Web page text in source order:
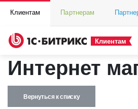
Клиентам Партнерам
Клиентам
Интернет
Вернуться к списку